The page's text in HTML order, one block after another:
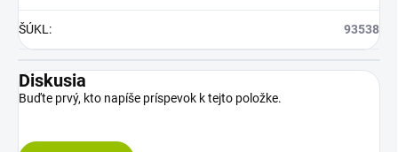
ŠÚKL: 93538
Diskusia
Buďte prvý, kto napíše príspevok k tejto položke.